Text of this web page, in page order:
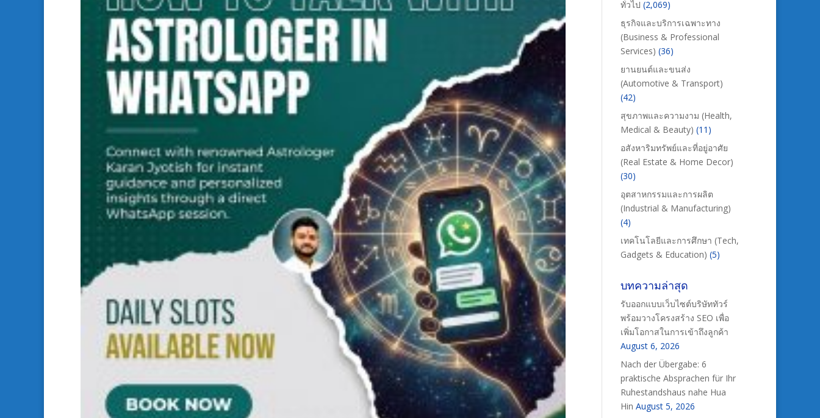
ทั่วไป (2,069)
ธุรกิจและบริการเฉพาะทาง
(Business & Professional
Services) (36)
ยานยนต์และขนส่ง
(Automotive & Transport)
(42)
สุขภาพและความงาม (Health,
Medical & Beauty) (11)
อสังหาริมทรัพย์และที่อยู่อาศัย
(Real Estate & Home Decor)
(30)
อุตสาหกรรมและการผลิต
(Industrial & Manufacturing)
(4)
เทคโนโลยีและการศึกษา (Tech,
Gadgets & Education) (5)
บทความล่าสุด
รับออกแบบเว็บไซต์บริษัททัวร์
พร้อมวางโครงสร้าง SEO เพื่อ
เพิ่มโอกาสในการเข้าถึงลูกค้า
August 6, 2026
Nach der Übergabe: 6
praktische Absprachen für Ihr
Ruhestandshaus nahe Hua
Hin August 5, 2026